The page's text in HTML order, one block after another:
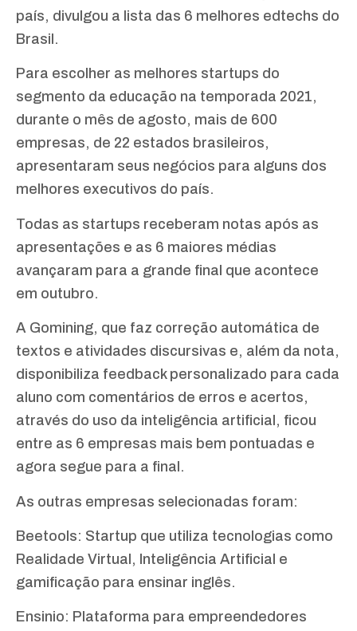
país, divulgou a lista das 6 melhores edtechs do
Brasil.
Para escolher as melhores startups do
segmento da educação na temporada 2021,
durante o mês de agosto, mais de 600
empresas, de 22 estados brasileiros,
apresentaram seus negócios para alguns dos
melhores executivos do país.
Todas as startups receberam notas após as
apresentações e as 6 maiores médias
avançaram para a grande final que acontece
em outubro.
A Gomining, que faz correção automática de
textos e atividades discursivas e, além da nota,
disponibiliza feedback personalizado para cada
aluno com comentários de erros e acertos,
através do uso da inteligência artificial, ficou
entre as 6 empresas mais bem pontuadas e
agora segue para a final.
As outras empresas selecionadas foram:
Beetools: Startup que utiliza tecnologias como
Realidade Virtual, Inteligência Artificial e
gamificação para ensinar inglês.
Ensinio: Plataforma para empreendedores